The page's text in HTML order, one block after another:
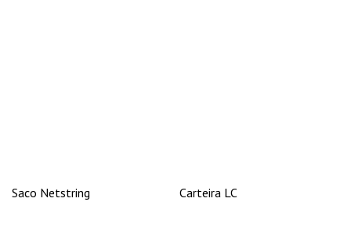
Saco Netstring Carteira LC